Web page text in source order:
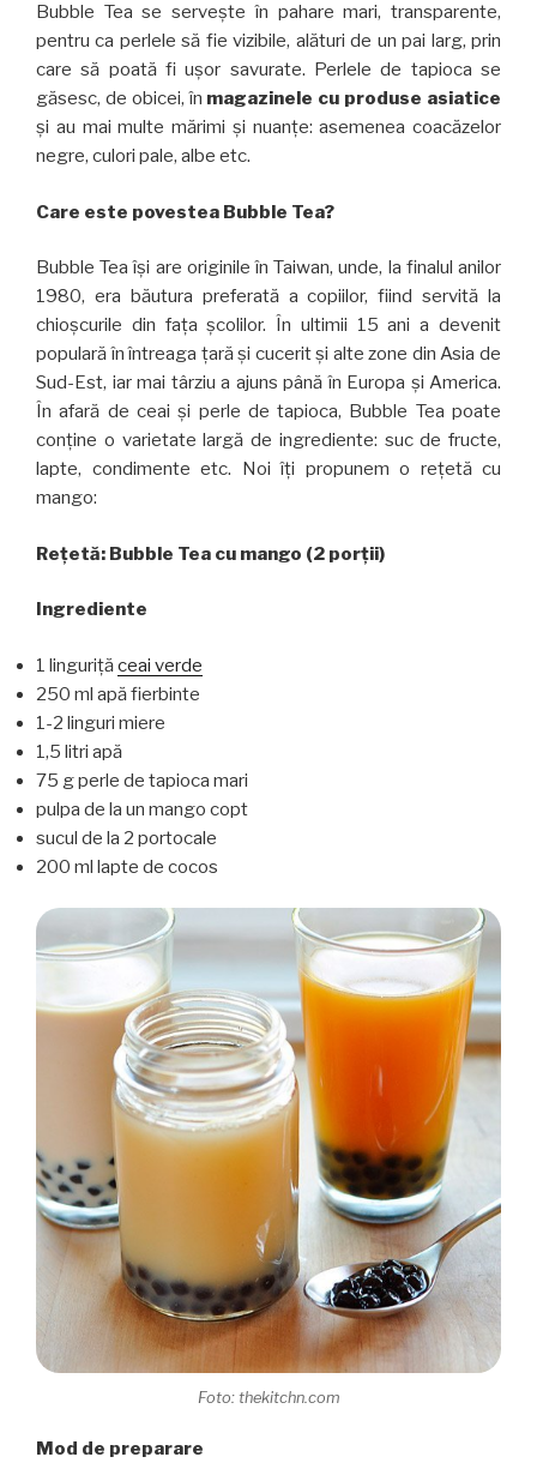
Bubble Tea se serveşte în pahare mari, transparente,
pentru ca perlele să fie vizibile, alături de un pai larg, prin
care să poată fi uşor savurate. Perlele de tapioca se
găsesc, de obicei, în magazinele cu produse asiatice
şi au mai multe mărimi şi nuanţe: asemenea coacăzelor
negre, culori pale, albe etc.
Care este povestea Bubble Tea?
Bubble Tea îşi are originile în Taiwan, unde, la finalul anilor
1980, era băutura preferată a copiilor, fiind servită la
chioşcurile din faţa şcolilor. În ultimii 15 ani a devenit
populară în întreaga ţară şi cucerit şi alte zone din Asia de
Sud-Est, iar mai târziu a ajuns până în Europa şi America.
În afară de ceai şi perle de tapioca, Bubble Tea poate
conţine o varietate largă de ingrediente: suc de fructe,
lapte, condimente etc. Noi îţi propunem o reţetă cu
mango:
Reţetă: Bubble Tea cu mango (2 porţii)
Ingrediente
1 linguriţăceai verde
250 ml apă fierbinte
1-2 linguri miere
1,5 litri apă
75 g perle de tapioca mari
pulpa de la un mango copt
sucul de la 2 portocale
200 ml lapte de cocos
Foto: thekitchn.com
Mod de preparare